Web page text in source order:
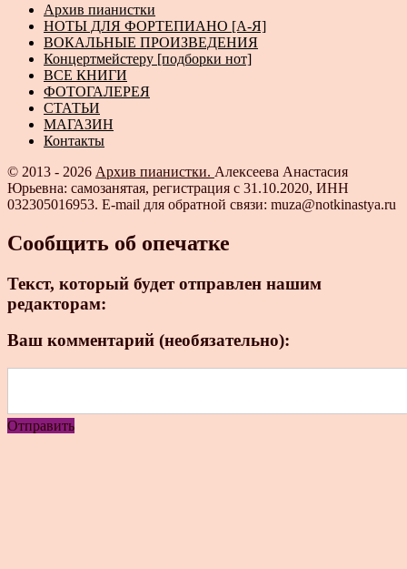
Архив пианистки
НОТЫ ДЛЯ ФОРТЕПИАНО [А-Я]
ВОКАЛЬНЫЕ ПРОИЗВЕДЕНИЯ
Концертмейстеру [подборки нот]
ВСЕ КНИГИ
ФОТОГАЛЕРЕЯ
СТАТЬИ
МАГАЗИН
Контакты
© 2013 - 2026 Архив пианистки. Алексеева Анастасия
Юрьевна: самозанятая, регистрация с 31.10.2020, ИНН
032305016953. E-mail для обратной связи: muza@notkinastya.ru
Сообщить об опечатке
Текст, который будет отправлен нашим
редакторам:
Ваш комментарий (необязательно):
Отправить